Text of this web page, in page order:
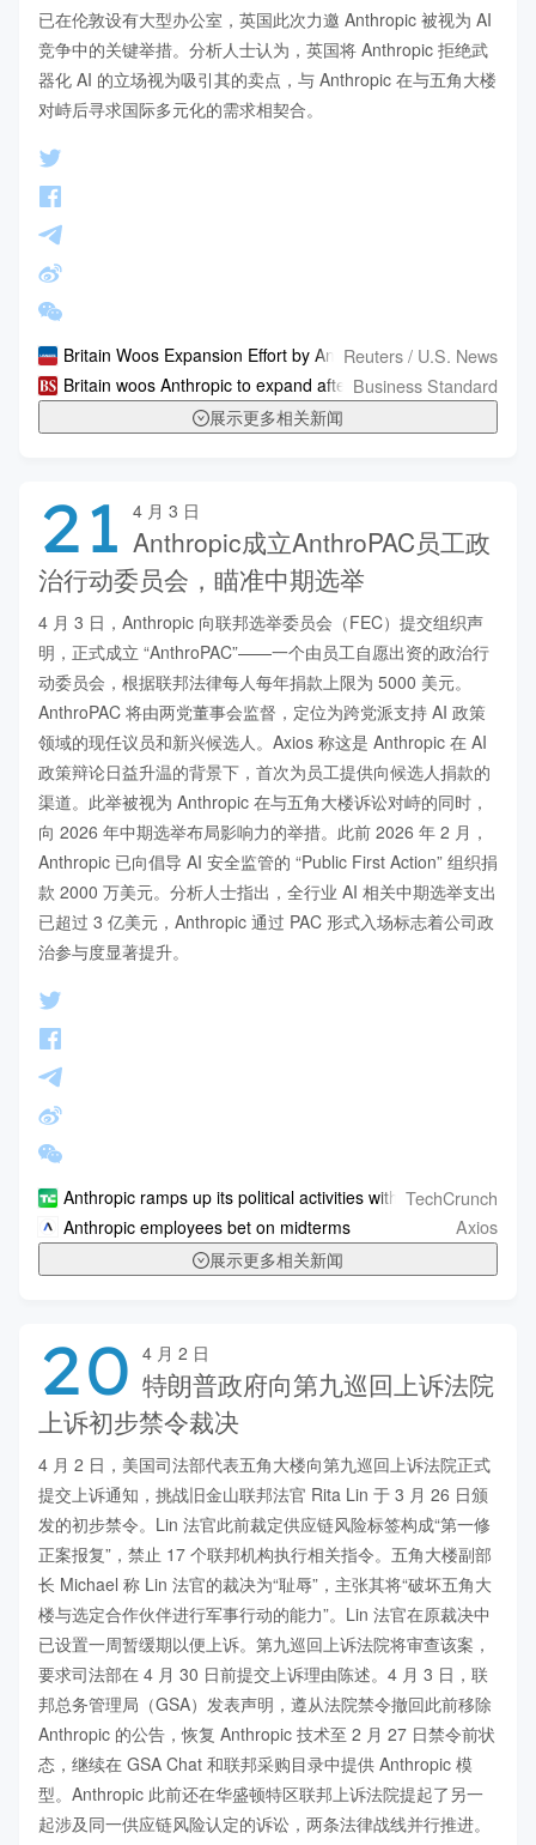
已在伦敦设有大型办公室，英国此次力邀 Anthropic 被视为 AI
竞争中的关键举措。分析人士认为，英国将 Anthropic 拒绝武
器化 AI 的立场视为吸引其的卖点，与 Anthropic 在与五角大楼
对峙后寻求国际多元化的需求相契合。
Britain Woos Expansion Effort by Anthropic After US Defence
Reuters / U.S. News
Britain woos Anthropic to expand after clash with Pentagon
Business Standard
展示更多相关新闻
21 4 月 3 日
Anthropic成立AnthroPAC员工政
治行动委员会，瞄准中期选举
4 月 3 日，Anthropic 向联邦选举委员会（FEC）提交组织声
明，正式成立 “AnthroPAC”——一个由员工自愿出资的政治行
动委员会，根据联邦法律每人每年捐款上限为 5000 美元。
AnthroPAC 将由两党董事会监督，定位为跨党派支持 AI 政策
领域的现任议员和新兴候选人。Axios 称这是 Anthropic 在 AI
政策辩论日益升温的背景下，首次为员工提供向候选人捐款的
渠道。此举被视为 Anthropic 在与五角大楼诉讼对峙的同时，
向 2026 年中期选举布局影响力的举措。此前 2026 年 2 月，
Anthropic 已向倡导 AI 安全监管的 “Public First Action” 组织捐
款 2000 万美元。分析人士指出，全行业 AI 相关中期选举支出
已超过 3 亿美元，Anthropic 通过 PAC 形式入场标志着公司政
治参与度显著提升。
Anthropic ramps up its political activities with a new PAC
TechCrunch
Anthropic employees bet on midterms Axios
展示更多相关新闻
20 4 月 2 日
特朗普政府向第九巡回上诉法院
上诉初步禁令裁决
4 月 2 日，美国司法部代表五角大楼向第九巡回上诉法院正式
提交上诉通知，挑战旧金山联邦法官 Rita Lin 于 3 月 26 日颁
发的初步禁令。Lin 法官此前裁定供应链风险标签构成“第一修
正案报复”，禁止 17 个联邦机构执行相关指令。五角大楼副部
长 Michael 称 Lin 法官的裁决为“耻辱”，主张其将“破坏五角大
楼与选定合作伙伴进行军事行动的能力”。Lin 法官在原裁决中
已设置一周暂缓期以便上诉。第九巡回上诉法院将审查该案，
要求司法部在 4 月 30 日前提交上诉理由陈述。4 月 3 日，联
邦总务管理局（GSA）发表声明，遵从法院禁令撤回此前移除
Anthropic 的公告，恢复 Anthropic 技术至 2 月 27 日禁令前状
态，继续在 GSA Chat 和联邦采购目录中提供 Anthropic 模
型。Anthropic 此前还在华盛顿特区联邦上诉法院提起了另一
起涉及同一供应链风险认定的诉讼，两条法律战线并行推进。